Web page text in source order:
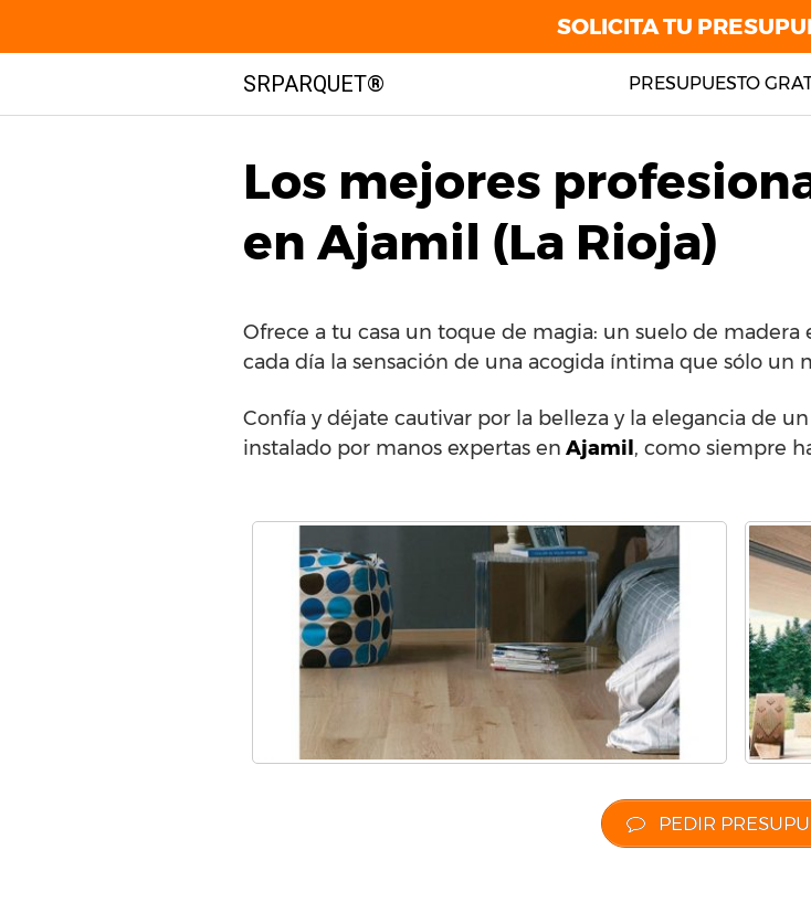
contenido
SRPARQUET® PRESUPUESTO
Los mejores
en Ajamil (La Rioja)
Ofrece a tu casa un toque de magia: un suelo de
cada día la sensación de una acogida íntima que sólo
Confía y déjate cautivar por la belleza y la elegancia de
instalado por manos expertas en Ajamil , como siempre
PEDIR
SOLICITA TU